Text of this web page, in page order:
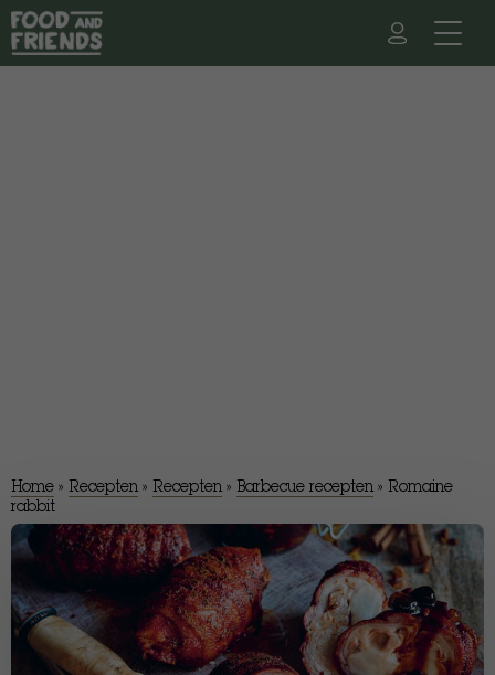
Home » Recepten » Recepten » Barbecue recepten » Romaine
rabbit